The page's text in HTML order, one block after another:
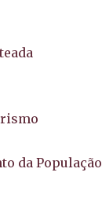
da População